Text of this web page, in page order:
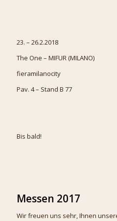
23. – 26.2.2018
The One – MIFUR (MILANO)
fieramilanocity
Pav. 4 – Stand B 77
Bis bald!
Messen 2017
Wir freuen uns sehr, Ihnen